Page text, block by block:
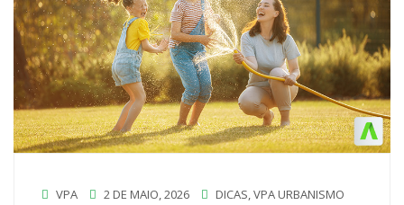
VPA 2 DE MAIO, 2026 DICAS,VPA URBANISMO